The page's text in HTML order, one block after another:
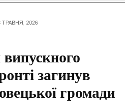
ТРАВНЯ, 2026
загинув
громади